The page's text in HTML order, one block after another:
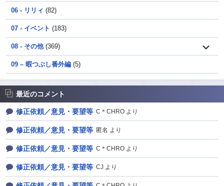
06 - リリィ (82)
07 - イベント (183)
08 - その他(369)
09 – 暇つぶし番外編 (5)
最近のコメント
修正依頼／意見・要望等 C＊CHRO より
修正依頼／意見・要望等 匿名 より
修正依頼／意見・要望等 C＊CHRO より
修正依頼／意見・要望等 CJ より